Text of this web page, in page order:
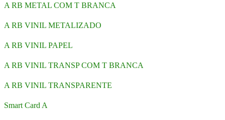
A RB METAL COM T BRANCA
A RB VINIL METALIZADO
A RB VINIL PAPEL
A RB VINIL TRANSP COM T BRANCA
A RB VINIL TRANSPARENTE
Smart Card A